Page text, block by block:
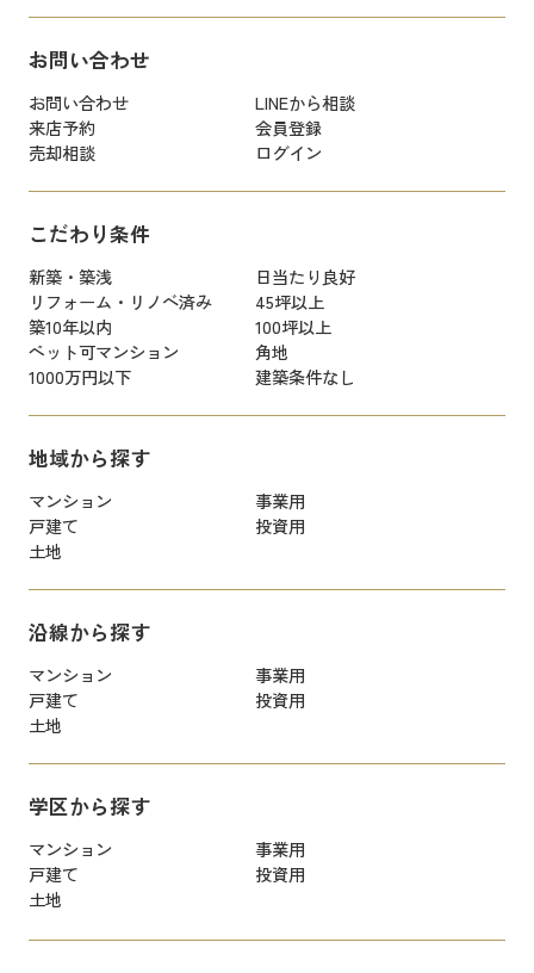
お問い合わせ
お問い合わせ
LINEから相談
来店予約
会員登録
売却相談
ログイン
こだわり条件
新築・築浅
日当たり良好
リフォーム・リノベ済み
45坪以上
築10年以内
100坪以上
ペット可マンション
角地
1000万円以下
建築条件なし
地域から探す
マンション
事業用
戸建て
投資用
土地
沿線から探す
マンション
事業用
戸建て
投資用
土地
学区から探す
マンション
事業用
戸建て
投資用
土地